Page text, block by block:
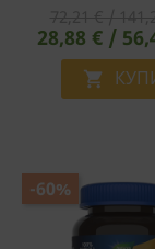
900 Ml, 180
Месеца
28,88 € /

-60%